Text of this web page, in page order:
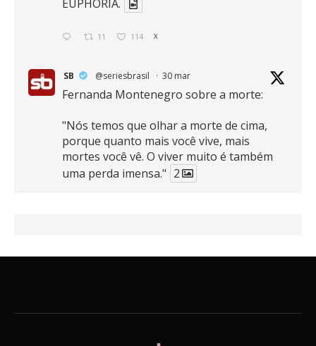
EUPHORIA.
11 114 X
SB @seriesbrasil · 30 mar
Fernanda Montenegro sobre a morte:
"Nós temos que olhar a morte de cima,
porque quanto mais você vive, mais
mortes você vê. O viver muito é também
uma perda imensa." 2
16 389 X